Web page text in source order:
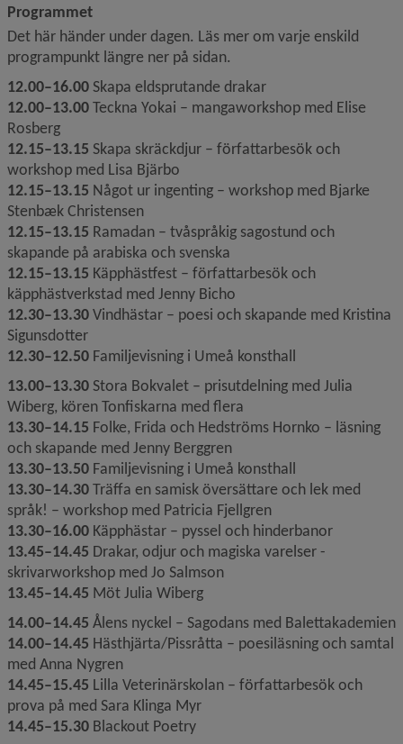
Programmet
Det här händer under dagen. Läs mer om varje enskild
programpunkt längre ner på sidan.
12.00–16.00 Skapa eldsprutande drakar
12.00–13.00 Teckna Yokai – mangaworkshop med Elise
Rosberg
12.15–13.15 Skapa skräckdjur – författarbesök och
workshop med Lisa Bjärbo
12.15–13.15 Något ur ingenting – workshop med Bjarke
Stenbæk Christensen
12.15–13.15 Ramadan – tvåspråkig sagostund och
skapande på arabiska och svenska
12.15–13.15 Käpphästfest – författarbesök och
käpphästverkstad med Jenny Bicho
12.30–13.30 Vindhästar – poesi och skapande med Kristina
Sigunsdotter
12.30–12.50 Familjevisning i Umeå konsthall
13.00–13.30 Stora Bokvalet – prisutdelning med Julia
Wiberg, kören Tonfiskarna med flera
13.30–14.15 Folke, Frida och Hedströms Hornko – läsning
och skapande med Jenny Berggren
13.30–13.50 Familjevisning i Umeå konsthall
13.30–14.30 Träffa en samisk översättare och lek med
språk! – workshop med Patricia Fjellgren
13.30–16.00 Käpphästar – pyssel och hinderbanor
13.45–14.45 Drakar, odjur och magiska varelser -
skrivarworkshop med Jo Salmson
13.45–14.45 Möt Julia Wiberg
14.00–14.45 Ålens nyckel – Sagodans med Balettakademien
14.00–14.45 Hästhjärta/Pissråtta – poesiläsning och samtal
med Anna Nygren
14.45–15.45 Lilla Veterinärskolan – författarbesök och
prova på med Sara Klinga Myr
14.45–15.30 Blackout Poetry